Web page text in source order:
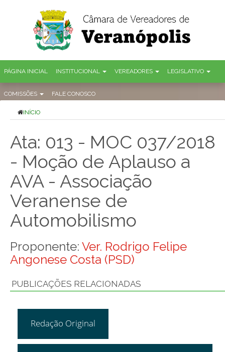
PÁGINA INICIAL INSTITUCIONAL VEREADORES LEGISLATIVO
COMISSÕES FALE CONOSCO
INÍCIO
Ata: 013 - MOC 037/2018
- Moção de Aplauso a
AVA - Associação
Veranense de
Automobilismo
Proponente: Ver. Rodrigo Felipe
Angonese Costa (PSD)
PUBLICAÇÕES RELACIONADAS
Redação Original